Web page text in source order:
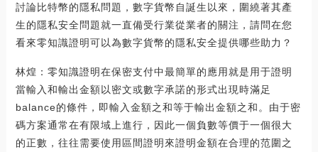
討論比特幣的隱私問題，數字貨幣自誕生以來，圍繞著其產
生的隱私安全問題就一直備受行業從業者的關注，請問在您
看來零知識證明可以為數字貨幣的隱私安全提供哪些助力？
林煌：零知識證明在保密支付中最簡單的應用就是用于證明
當輸入和輸出金額以密文或數字承諾的形式出現時滿足
balance的條件，即輸入金額之和等于輸出金額之和。由于密
碼方案通常在有限域上進行，因此一個負數等價于一個很大
的正數，往往需要使用區間證明來證明金額在合理的范圍之